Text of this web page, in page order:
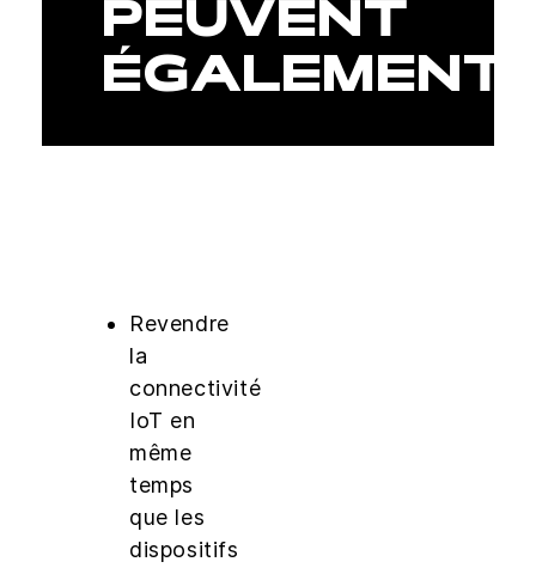
PEUVENT
ÉGALEMENT
Revendre
la
connectivité
IoT en
même
temps
que les
dispositifs